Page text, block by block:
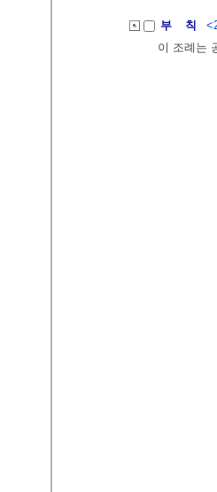
부 칙
이 조례는